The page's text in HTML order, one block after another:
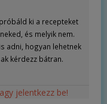
ki a recepteket
és melyik nem.
adni, hogyan lehetnek
kérdezz bátran.
jelentkezz be!